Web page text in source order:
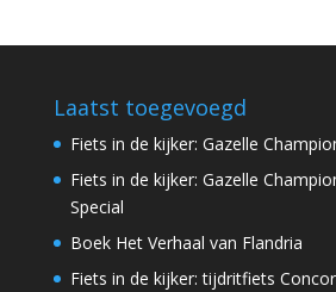
Laatst toegevoegd
Fiets in de kijker: Gazelle
Fiets in de kijker: Gazelle
Special
Boek Het Verhaal van Flandria
Fiets in de kijker: tijdritfiets